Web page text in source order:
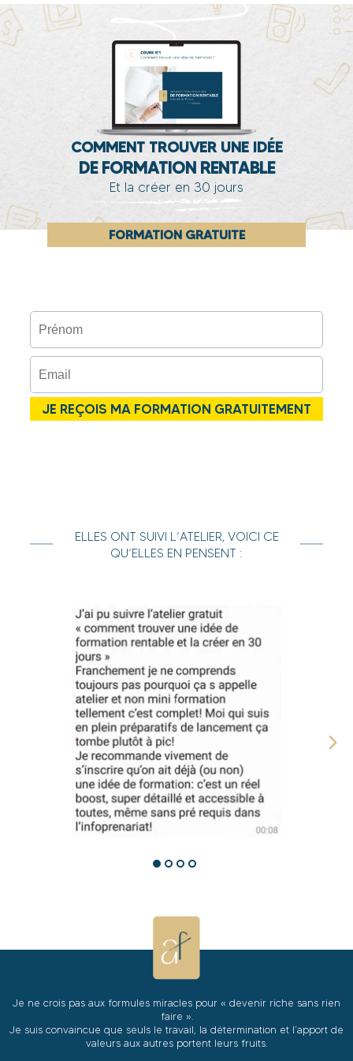
COMMENT TROUVER UNE IDÉE
DE FORMATION RENTABLE
Et la créer en 30 jours
FORMATION GRATUITE
JE REÇOIS MA FORMATION GRATUITEMENT
ELLES ONT SUIVI L’ATELIER, VOICI CE
QU’ELLES EN PENSENT :
Je ne crois pas aux formules miracles pour « devenir riche sans rien
faire ».
Je suis convaincue que seuls le travail, la détermination et l’apport de
valeurs aux autres portent leurs fruits.